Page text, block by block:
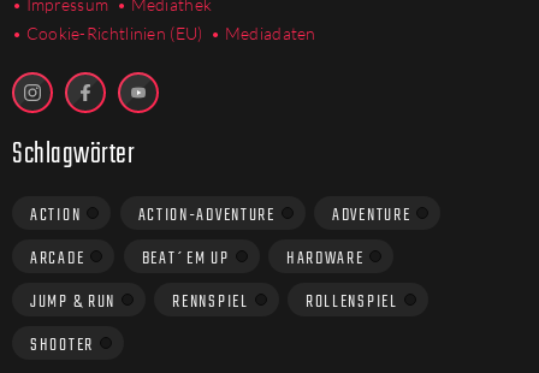
• Impressum • Mediathek
• Cookie-Richtlinien (EU) • Mediadaten
Schlagwörter
ACTION ACTION-ADVENTURE
ADVENTURE
ARCADE
BEAT´EM UP
HARDWARE
JUMP & RUN
RENNSPIEL
ROLLENSPIEL
SHOOTER